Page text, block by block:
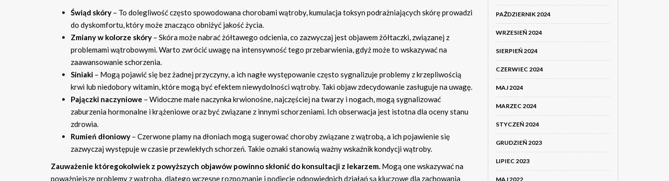
Świąd skóry – To dolegliwość często spowodowana chorobami wątroby, kumulacja toksyn podrażniających skórę prowadzi
do dyskomfortu, który może znacząco obniżyć jakość życia.
Zmiany w kolorze skóry – Skóra może nabrać żółtawego odcienia, co zazwyczaj jest objawem żółtaczki, związanej z
problemami wątrobowymi. Warto zwrócić uwagę na intensywność tego przebarwienia, gdyż może to wskazywać na
zaawansowanie schorzenia.
Siniaki – Mogą pojawić się bez żadnej przyczyny, a ich nagłe występowanie często sygnalizuje problemy z krzepliwością
krwi lub niedobory witamin, które mogą być efektem niewydolności wątroby. Taki objaw zdecydowanie zasługuje na uwagę.
Pajączki naczyniowe – Widoczne małe naczynka krwionośne, najczęściej na twarzy i nogach, mogą sygnalizować
zaburzenia hormonalne i krążeniowe oraz być związane z innymi schorzeniami. Ich obserwacja jest istotna dla oceny stanu
zdrowia.
Rumień dłoniowy – Czerwone plamy na dłoniach mogą sugerować choroby związane z wątrobą, a ich pojawienie się
zazwyczaj występuje w czasie przewlekłych schorzeń. Takie oznaki stanowią ważny wskaźnik kondycji wątroby.
Zauważenie któregokolwiek z powyższych objawów powinno skłonić do konsultacji z lekarzem. Mogą one wskazywać na
poważniejsze problemy z wątrobą, dlatego wczesne rozpoznanie i podjęcie odpowiednich działań są kluczowe dla zachowania
PAŹDZIERNIK 2024
WRZESIEŃ 2024
SIERPIEŃ 2024
CZERWIEC 2024
MAJ 2024
MARZEC 2024
STYCZEŃ 2024
GRUDZIEŃ 2023
LIPIEC 2023
MAJ 2022